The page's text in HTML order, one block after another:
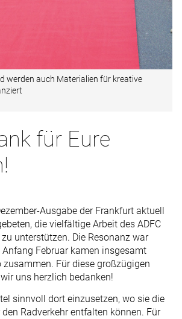
werden auch Materialien für kreative
für Eure
Ausgabe der Frankfurt aktuell
die vielfältige Arbeit des ADFC
unterstützen. Die Resonanz war
Februar kamen insgesamt
zusammen. Für diese großzügigen
uns herzlich bedanken!
sinnvoll dort einzusetzen, wo sie die
Radverkehr entfalten können. Für